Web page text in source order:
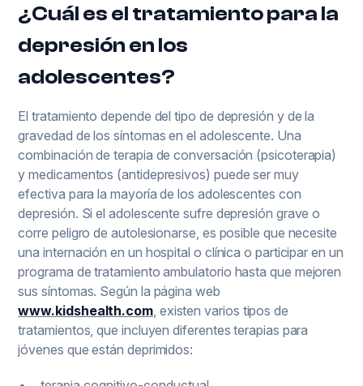
¿Cuál es el tratamiento para la
depresión en los
adolescentes?
El tratamiento depende del tipo de depresión y de la
gravedad de los síntomas en el adolescente. Una
combinación de terapia de conversación (psicoterapia)
y medicamentos (antidepresivos) puede ser muy
efectiva para la mayoría de los adolescentes con
depresión. Si el adolescente sufre depresión grave o
corre peligro de autolesionarse, es posible que necesite
una internación en un hospital o clínica o participar en un
programa de tratamiento ambulatorio hasta que mejoren
sus síntomas. Según la página web
www.kidshealth.com, existen varios tipos de
tratamientos, que incluyen diferentes terapias para
jóvenes que están deprimidos: